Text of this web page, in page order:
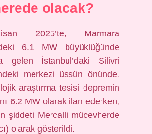
olacak?
2025’te, Marmara
6.1 MW büyüklüğünde
gelen İstanbul’daki Silivri
merkezi üssün önünde.
araştırma tesisi depremin
6.2 MW olarak ilan ederken,
şiddeti Mercalli mücevherde
olarak gösterildi.